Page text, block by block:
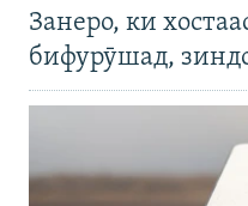
Занеро, ки
бифурӯшад,